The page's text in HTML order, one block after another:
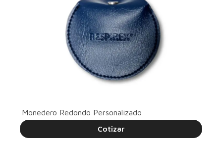
Monedero Redondo Personalizado
Cotizar